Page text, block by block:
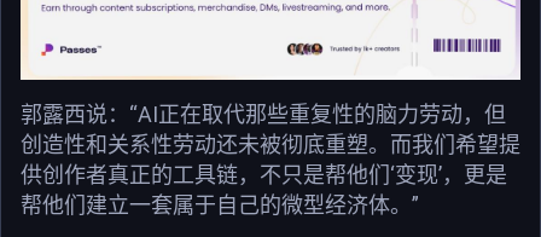
郭露西说：“AI正在取代那些重复性的脑力劳动，但
创造性和关系性劳动还未被彻底重塑。而我们希望提
供创作者真正的工具链，不只是帮他们‘变现’，更是
帮他们建立一套属于自己的微型经济体。”